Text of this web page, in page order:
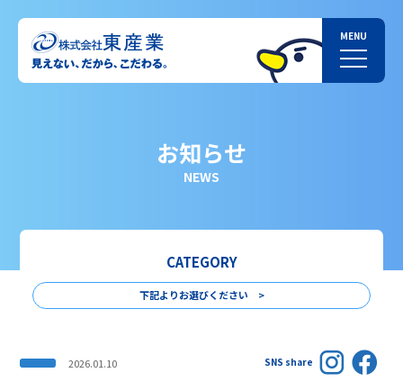
お知らせ
NEWS
CATEGORY
下記よりお選びください >
2026.01.10 SNS share